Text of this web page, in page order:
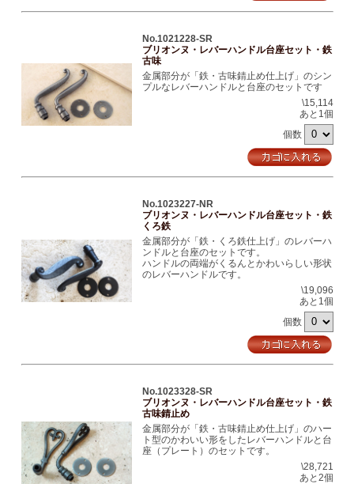
No.1021228-SR
ブリオンヌ・レバーハンドル台座セット・鉄
古味
金属部分が「鉄・古味錆止め仕上げ」のシン
プルなレバーハンドルと台座のセットです
\15,114
あと1個
個数
No.1023227-NR
ブリオンヌ・レバーハンドル台座セット・鉄
くろ鉄
金属部分が「鉄・くろ鉄仕上げ」のレバーハ
ンドルと台座のセットです。
ハンドルの両端がくるんとかわいらしい形状
のレバーハンドルです。
\19,096
あと1個
個数
No.1023328-SR
ブリオンヌ・レバーハンドル台座セット・鉄
古味錆止め
金属部分が「鉄・古味錆止め仕上げ」のハー
ト型のかわいい形をしたレバーハンドルと台
座（プレート）のセットです。
\28,721
あと2個